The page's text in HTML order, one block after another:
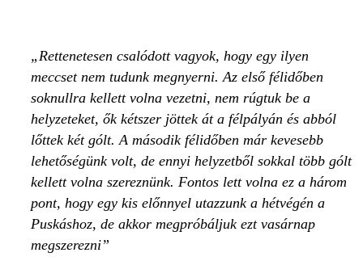
Rettenetesen csalódott vagyok, hogy egy ilyen
meccset nem tudunk megnyerni. Az első félidőben
soknullra kellett volna vezetni, nem rúgtuk be a
helyzeteket, ők kétszer jöttek át a félpályán és abból
lőttek két gólt. A második félidőben már kevesebb
lehetőségünk volt, de ennyi helyzetből sokkal több gólt
kellett volna szereznünk. Fontos lett volna ez a három
pont, hogy egy kis előnnyel utazzunk a hétvégén a
Puskáshoz, de akkor megpróbáljuk ezt vasárnap
megszerezni